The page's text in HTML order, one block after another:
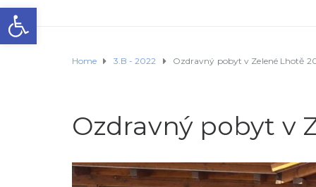
Open toolbar
Home 3.B - 2022 Ozdravný pobyt v Zelené Lhotě
Ozdravný pobyt v